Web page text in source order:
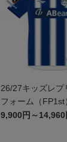
26/27キッズレプ
フォーム（FP1st
9,900円～14,960